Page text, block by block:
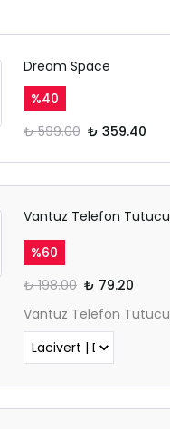
Dream Space
%40
₺ 599.00 ₺ 359.40
Vantuz Telefon Tutucu
%60
₺ 198.00 ₺ 79.20
Vantuz Telefon Tutucu